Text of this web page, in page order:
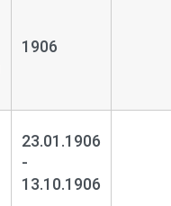
1906
23.01.1906
-
13.10.1906